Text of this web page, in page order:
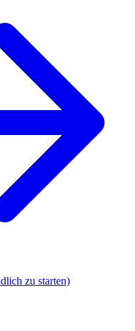
zu starten)